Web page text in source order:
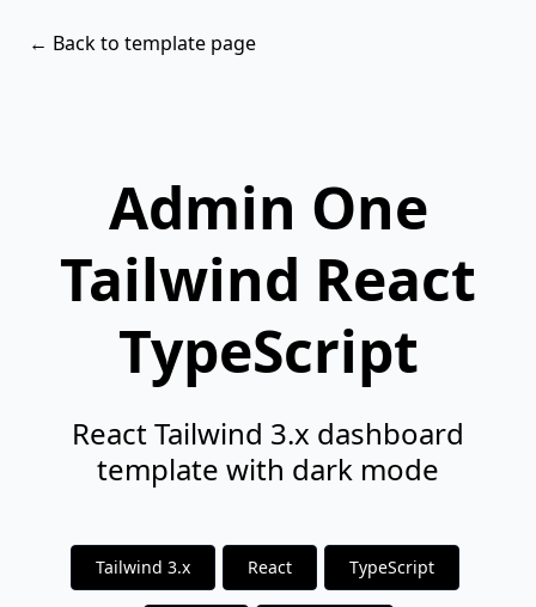
← Back to template page
Admin One
Tailwind React
TypeScript
React Tailwind 3.x dashboard
template with dark mode
Tailwind 3.x React TypeScript